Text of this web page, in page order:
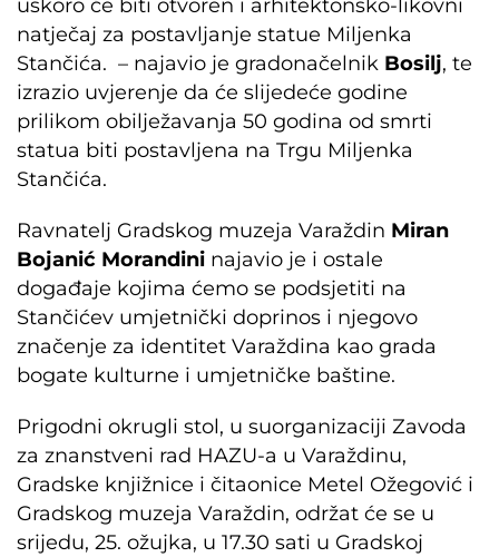
uskoro će biti otvoren i arhitektonsko-likovni
natječaj za postavljanje statue Miljenka
Stančića. – najavio je gradonačelnik Bosilj, te
izrazio uvjerenje da će slijedeće godine
prilikom obilježavanja 50 godina od smrti
statua biti postavljena na Trgu Miljenka
Stančića.
Ravnatelj Gradskog muzeja Varaždin Miran
Bojanić Morandini najavio je i ostale
događaje kojima ćemo se podsjetiti na
Stančićev umjetnički doprinos i njegovo
značenje za identitet Varaždina kao grada
bogate kulturne i umjetničke baštine.
Prigodni okrugli stol, u suorganizaciji Zavoda
za znanstveni rad HAZU-a u Varaždinu,
Gradske knjižnice i čitaonice Metel Ožegović i
Gradskog muzeja Varaždin, održat će se u
srijedu, 25. ožujka, u 17.30 sati u Gradskoj